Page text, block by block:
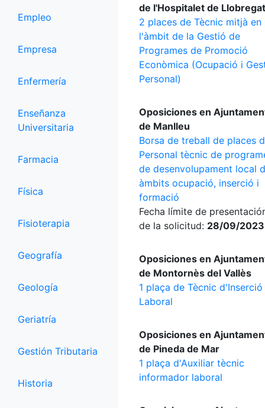
Empleo
Empresa
Enfermería
Enseñanza
Universitaria
Farmacia
Física
Fisioterapia
Geografía
Geología
Geriatría
Gestión Tributaria
Historia
de l'Hospitalet de Llobregat
2 places de Tècnic mitjà en
l'àmbit de la Gestió de
Programes de Promoció
Econòmica (Ocupació i
Personal)
Oposiciones en
de Manlleu
Borsa de treball de places
Personal tècnic de
de desenvolupament local
àmbits ocupació, inserció i
formació
Fecha límite de
de la solicitud: 28/09/2023
Oposiciones en
de Montornès del Vallès
1 plaça de Tècnic d'Inserció
Laboral
Oposiciones en
de Pineda de Mar
1 plaça d'Auxiliar tècnic
informador laboral